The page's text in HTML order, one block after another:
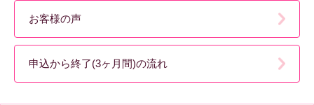
お客様の声
申込から終了(3ヶ月間)の流れ